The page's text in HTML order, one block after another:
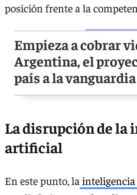
posición frente a la
Empieza a cobrar
Argentina, el
país a la
La disrupción de la
artificial
En este punto, la